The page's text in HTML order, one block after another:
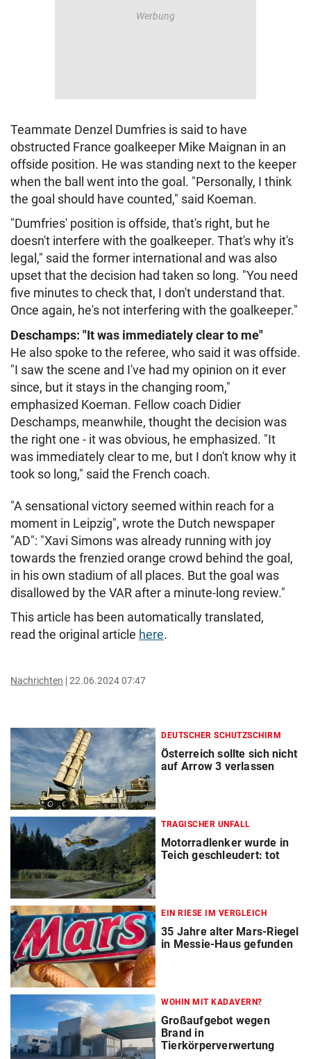
Teammate Denzel Dumfries is said to have
obstructed France goalkeeper Mike Maignan in an
offside position. He was standing next to the keeper
when the ball went into the goal. "Personally, I think
the goal should have counted," said Koeman.
"Dumfries' position is offside, that's right, but he
doesn't interfere with the goalkeeper. That's why it's
legal," said the former international and was also
upset that the decision had taken so long. "You need
five minutes to check that, I don't understand that.
Once again, he's not interfering with the goalkeeper."
Deschamps: "It was immediately clear to me"
He also spoke to the referee, who said it was offside.
"I saw the scene and I've had my opinion on it ever
since, but it stays in the changing room,"
emphasized Koeman. Fellow coach Didier
Deschamps, meanwhile, thought the decision was
the right one - it was obvious, he emphasized. "It
was immediately clear to me, but I don't know why it
took so long," said the French coach.
"A sensational victory seemed within reach for a
moment in Leipzig", wrote the Dutch newspaper
"AD": "Xavi Simons was already running with joy
towards the frenzied orange crowd behind the goal,
in his own stadium of all places. But the goal was
disallowed by the VAR after a minute-long review."
This article has been automatically translated,
read the original article here.
Nachrichten 22.06.2024 07:47
DEUTSCHER SCHUTZSCHIRM
Österreich sollte sich nicht
auf Arrow 3 verlassen
TRAGISCHER UNFALL
Motorradlenker wurde in
Teich geschleudert: tot
EIN RIESE IM VERGLEICH
35 Jahre alter Mars-Riegel
in Messie-Haus gefunden
WOHIN MIT KADAVERN?
Großaufgebot wegen
Brand in
Tierkörperverwertung